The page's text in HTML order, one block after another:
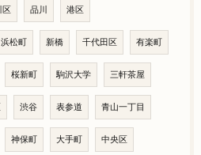
区 品川 港区
浜松町 新橋 千代田区 有楽町
桜新町 駒沢大学 三軒茶屋
渋谷 表参道 青山一丁目
神保町 大手町 中央区